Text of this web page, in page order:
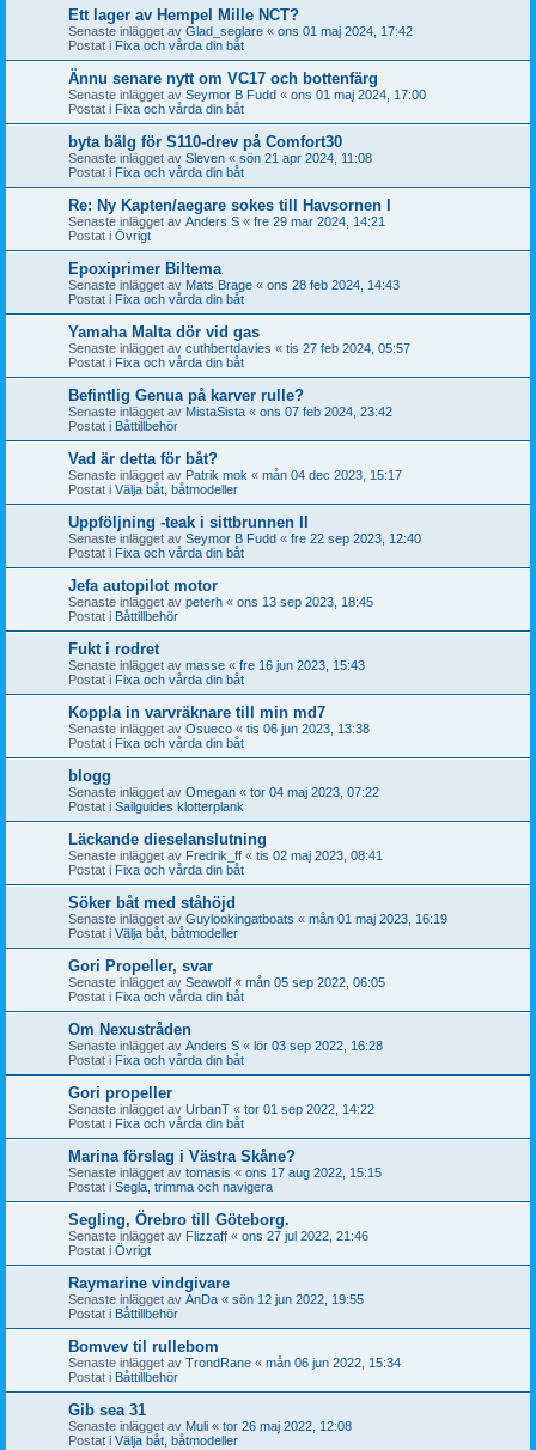
Ett lager av Hempel Mille NCT?
Senaste inlägget av Glad_seglare « ons 01 maj 2024, 17:42
Postat i Fixa och vårda din båt
Ännu senare nytt om VC17 och bottenfärg
Senaste inlägget av Seymor B Fudd « ons 01 maj 2024, 17:00
Postat i Fixa och vårda din båt
byta bälg för S110-drev på Comfort30
Senaste inlägget av Sleven « sön 21 apr 2024, 11:08
Postat i Fixa och vårda din båt
Re: Ny Kapten/aegare sokes till Havsornen I
Senaste inlägget av Anders S « fre 29 mar 2024, 14:21
Postat i Övrigt
Epoxiprimer Biltema
Senaste inlägget av Mats Brage « ons 28 feb 2024, 14:43
Postat i Fixa och vårda din båt
Yamaha Malta dör vid gas
Senaste inlägget av cuthbertdavies « tis 27 feb 2024, 05:57
Postat i Fixa och vårda din båt
Befintlig Genua på karver rulle?
Senaste inlägget av MistaSista « ons 07 feb 2024, 23:42
Postat i Båttillbehör
Vad är detta för båt?
Senaste inlägget av Patrik mok « mån 04 dec 2023, 15:17
Postat i Välja båt, båtmodeller
Uppföljning -teak i sittbrunnen II
Senaste inlägget av Seymor B Fudd « fre 22 sep 2023, 12:40
Postat i Fixa och vårda din båt
Jefa autopilot motor
Senaste inlägget av peterh « ons 13 sep 2023, 18:45
Postat i Båttillbehör
Fukt i rodret
Senaste inlägget av masse « fre 16 jun 2023, 15:43
Postat i Fixa och vårda din båt
Koppla in varvräknare till min md7
Senaste inlägget av Osueco « tis 06 jun 2023, 13:38
Postat i Fixa och vårda din båt
blogg
Senaste inlägget av Omegan « tor 04 maj 2023, 07:22
Postat i Sailguides klotterplank
Läckande dieselanslutning
Senaste inlägget av Fredrik_ff « tis 02 maj 2023, 08:41
Postat i Fixa och vårda din båt
Söker båt med ståhöjd
Senaste inlägget av Guylookingatboats « mån 01 maj 2023, 16:19
Postat i Välja båt, båtmodeller
Gori Propeller, svar
Senaste inlägget av Seawolf « mån 05 sep 2022, 06:05
Postat i Fixa och vårda din båt
Om Nexustråden
Senaste inlägget av Anders S « lör 03 sep 2022, 16:28
Postat i Fixa och vårda din båt
Gori propeller
Senaste inlägget av UrbanT « tor 01 sep 2022, 14:22
Postat i Fixa och vårda din båt
Marina förslag i Västra Skåne?
Senaste inlägget av tomasis « ons 17 aug 2022, 15:15
Postat i Segla, trimma och navigera
Segling, Örebro till Göteborg.
Senaste inlägget av Flizzaff « ons 27 jul 2022, 21:46
Postat i Övrigt
Raymarine vindgivare
Senaste inlägget av AnDa « sön 12 jun 2022, 19:55
Postat i Båttillbehör
Bomvev til rullebom
Senaste inlägget av TrondRane « mån 06 jun 2022, 15:34
Postat i Båttillbehör
Gib sea 31
Senaste inlägget av Muli « tor 26 maj 2022, 12:08
Postat i Välja båt, båtmodeller